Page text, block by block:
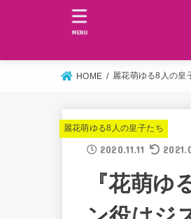
MENU
HOME 麗花萌ゆる8人の皇
麗花萌ゆる8人の皇子たち
2020.11.11
『花萌ゆ